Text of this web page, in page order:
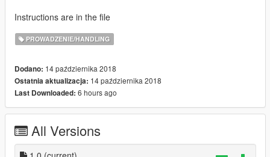
Instructions are in the file
PROWADZENIE/HANDLING
Dodano: 14 października 2018
Ostatnia aktualizacja: 14 października 2018
Last Downloaded: 6 hours ago
All Versions